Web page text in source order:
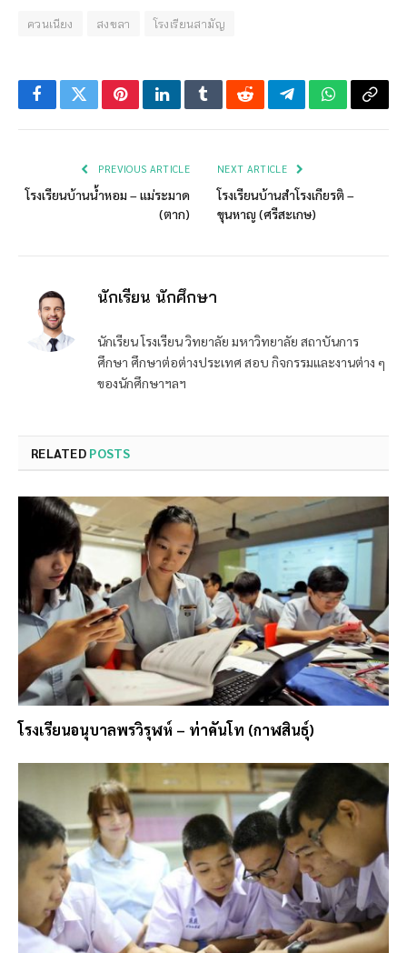
ควนเนียง สงขลา โรงเรียนสามัญ
FacebookTwitterPinterestLinkedInTumblrRedditTelegramWhatsApp
Copy
PREVIOUS ARTICLE
โรงเรียนบ้านน้ำหอม – แม่ระมาด
(ตาก)
NEXT ARTICLE
โรงเรียนบ้านสำโรงเกียรติ –
ขุนหาญ (ศรีสะเกษ)
นักเรียน นักศึกษา
นักเรียน โรงเรียน วิทยาลัย มหาวิทยาลัย สถาบันการ
ศึกษา ศึกษาต่อต่างประเทศ สอบ กิจกรรมและงานต่าง ๆ
ของนักศึกษาฯลฯ
RELATED POSTS
โรงเรียนอนุบาลพรวิรุฬห์ – ท่าคันโท (กาฬสินธุ์)